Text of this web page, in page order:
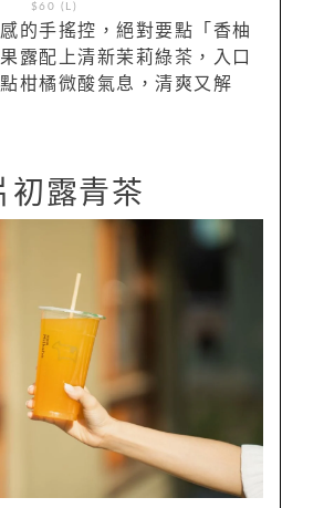
$60 (L)
的手搖控，絕對要點「香柚
露配上清新茉莉綠茶，入口
柑橘微酸氣息，清爽又解
初露青茶